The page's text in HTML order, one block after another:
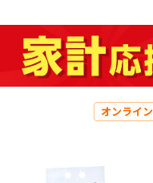
オンライ